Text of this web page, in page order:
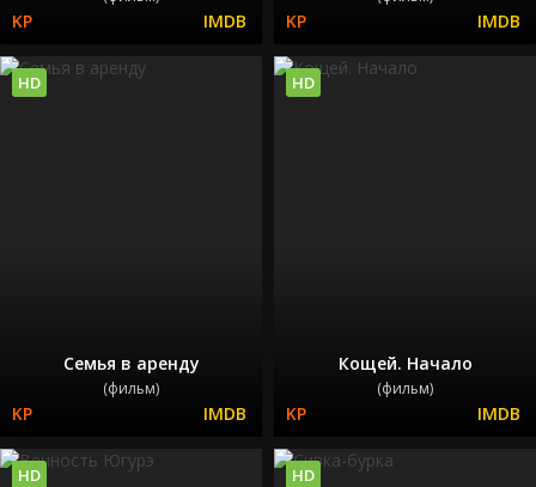
Семья в аренду
(фильм)
HD
Кощей. Начало
(фильм)
HD
HD HD